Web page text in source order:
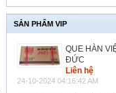
SẢN PHẨM VIP
QUE HÀN
ĐỨC
Liên hệ
24-10-2024 04:16:42 AM